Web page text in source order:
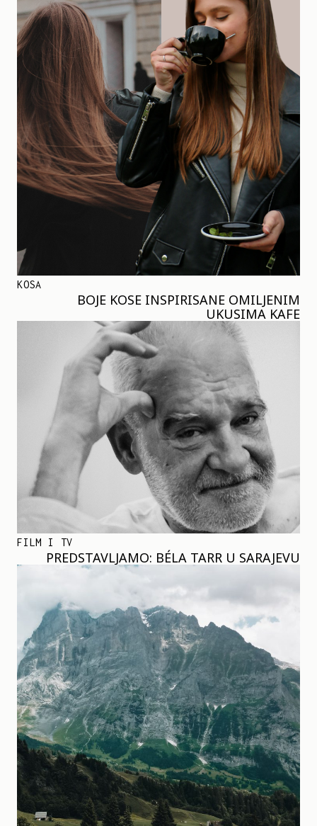
KOSA
BOJE KOSE INSPIRISANE OMILJENIM
UKUSIMA KAFE
FILM I TV
PREDSTAVLJAMO: BÉLA TARR U SARAJEVU